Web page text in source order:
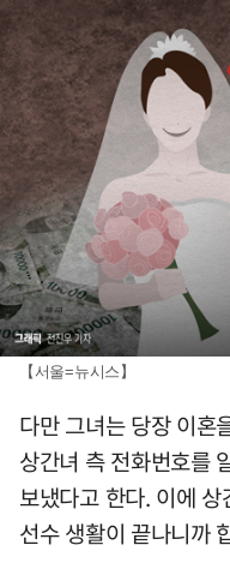
【서울=뉴시스】
다만 그녀는 당장 이혼
상간녀 측 전화번호를
보냈다고 한다. 이에
선수 생활이 끝나니까